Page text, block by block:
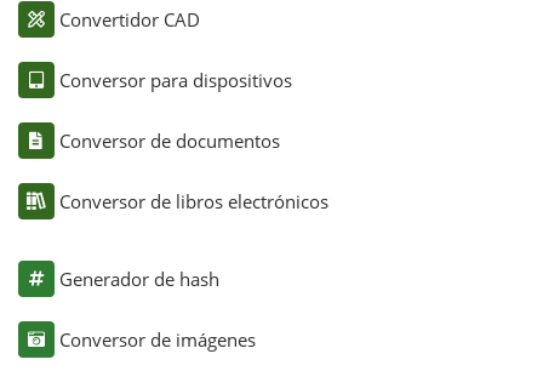
Convertidor CAD
Conversor para dispositivos
Conversor de documentos
Conversor de libros electrónicos
Generador de hash
Conversor de imágenes